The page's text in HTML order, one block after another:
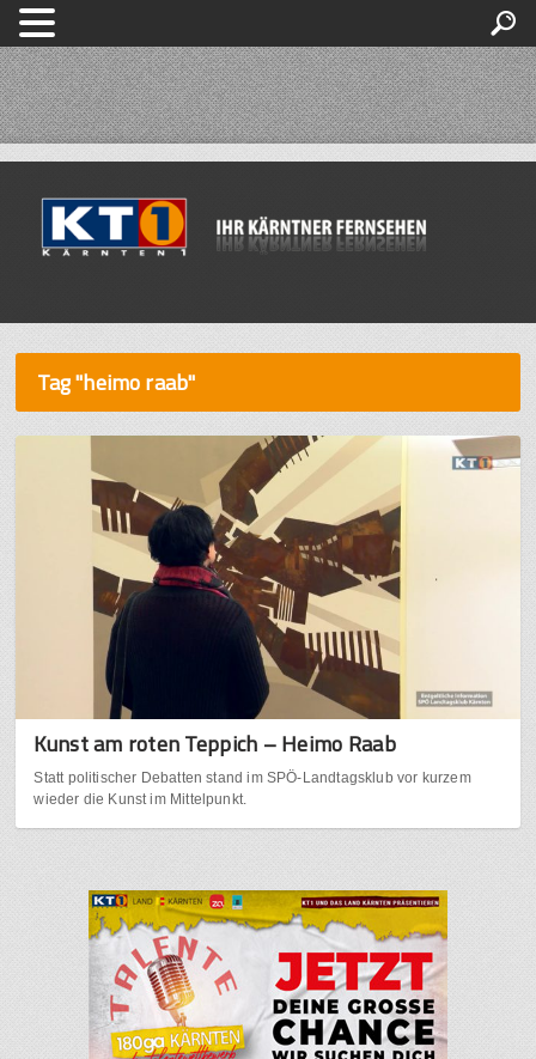
Tag "heimo raab"
Kunst am roten Teppich – Heimo Raab
Statt politischer Debatten stand im SPÖ-Landtagsklub vor kurzem
wieder die Kunst im Mittelpunkt.